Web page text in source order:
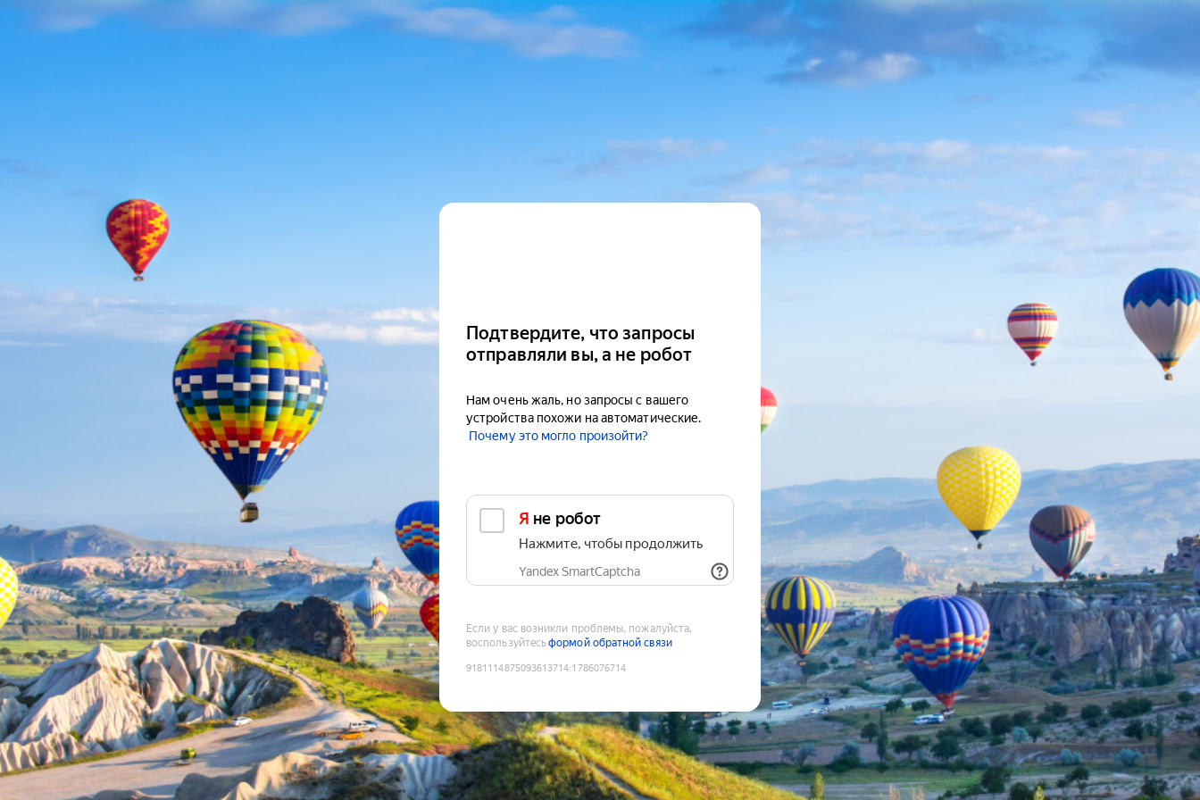
Подтвердите, что запросы
отправляли вы, а не робот
Нам очень жаль, но запросы с вашего
устройства похожи на автоматические.
Почему это могло произойти?
Я не робот
Нажмите, чтобы продолжить
Yandex SmartCaptcha
Если у вас возникли проблемы, пожалуйста,
воспользуйтесьформой обратной связи
9181114875093613714:1786076714